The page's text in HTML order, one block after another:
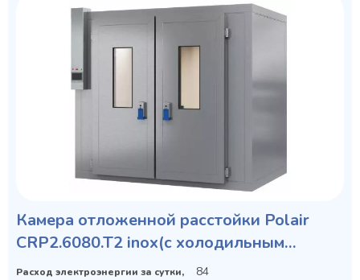
Камера отложенной расстойки Polair
CRP2.6080.T2 inox(с холодильным
агрегатом)
Расход электроэнергии за сутки,
84